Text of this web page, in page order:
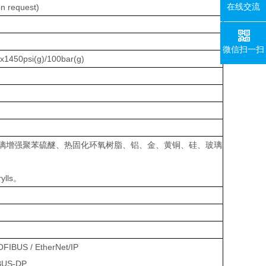
request)
100bar(g)
强聚苯硫醚、热固化环氧树脂、铝、金、黄铜、硅、玻璃
。
/ EtherNet/IP
DP
在线交流
微信扫一扫